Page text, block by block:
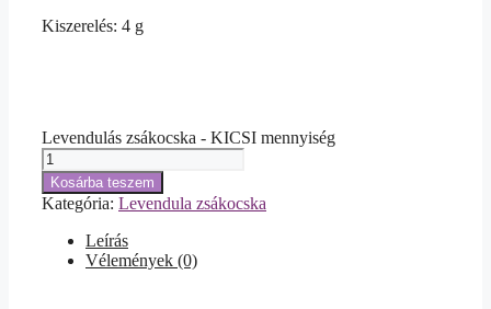
Kiszerelés: 4 g
Levendulás zsákocska - KICSI mennyiség
Kosárba teszem
Kategória: Levendula zsákocska
Leírás
Vélemények (0)